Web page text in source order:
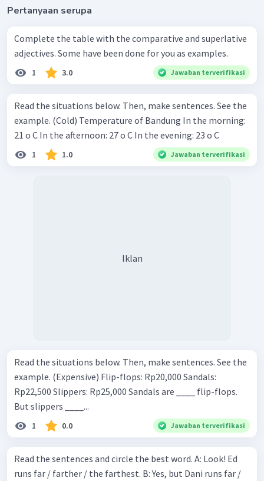
Pertanyaan serupa
Complete the table with the comparative and superlative
adjectives. Some have been done for you as examples.
1 3.0 Jawaban terverifikasi
Read the situations below. Then, make sentences. See the
example. (Cold) Temperature of Bandung In the morning:
21 o C In the afternoon: 27 o C In the evening: 23 o C
1 1.0 Jawaban terverifikasi
Iklan
Read the situations below. Then, make sentences. See the
example. (Expensive) Flip-flops: Rp20,000 Sandals:
Rp22,500 Slippers: Rp25,000 Sandals are ____ flip-flops.
But slippers ____...
1 0.0 Jawaban terverifikasi
Read the sentences and circle the best word. A: Look! Ed
runs far / farther / the farthest. B: Yes, but Dani runs far /